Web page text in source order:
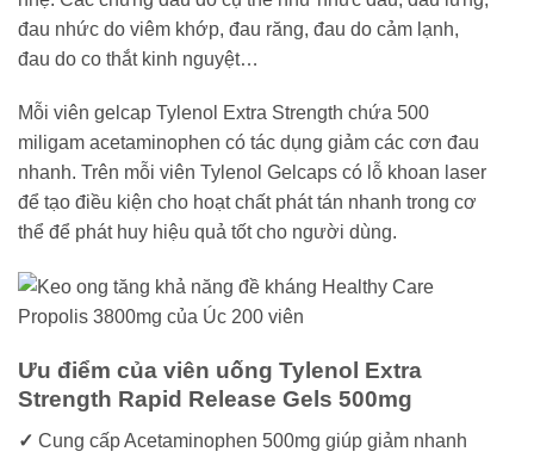
đau nhức do viêm khớp, đau răng, đau do cảm lạnh,
đau do co thắt kinh nguyệt…
Mỗi viên gelcap Tylenol Extra Strength chứa 500
miligam acetaminophen có tác dụng giảm các cơn đau
nhanh. Trên mỗi viên Tylenol Gelcaps có lỗ khoan laser
để tạo điều kiện cho hoạt chất phát tán nhanh trong cơ
thể để phát huy hiệu quả tốt cho người dùng.
Ưu điểm của viên uống Tylenol Extra
Strength Rapid Release Gels 500mg
✓ Cung cấp Acetaminophen 500mg giúp giảm nhanh